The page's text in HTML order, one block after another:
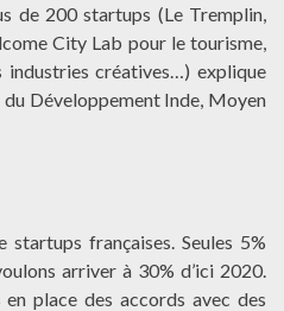
de 200 startups (Le Tremplin,
City Lab pour le tourisme,
industries créatives…) explique
du Développement Inde, Moyen
startups françaises. Seules 5%
arriver à 30% d’ici 2020.
place des accords avec des